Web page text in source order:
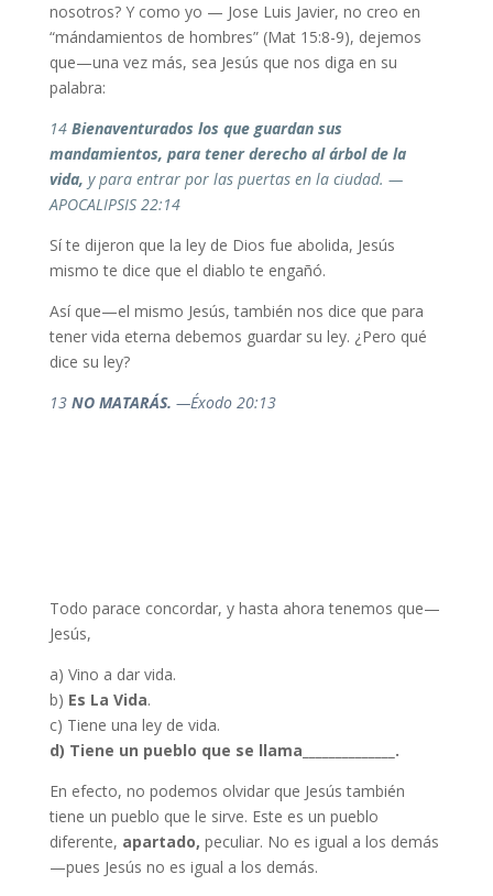
nosotros? Y como yo — Jose Luis Javier, no creo en
“mándamientos de hombres” (Mat 15:8-9), dejemos
que—una vez más, sea Jesús que nos diga en su
palabra:
14 Bienaventurados los que guardan sus
mandamientos, para tener derecho al árbol de la
vida, y para entrar por las puertas en la ciudad. —
APOCALIPSIS 22:14
Sí te dijeron que la ley de Dios fue abolida, Jesús
mismo te dice que el diablo te engañó.
Así que—el mismo Jesús, también nos dice que para
tener vida eterna debemos guardar su ley. ¿Pero qué
dice su ley?
13 NO MATARÁS. —Éxodo 20:13
Todo parace concordar, y hasta ahora tenemos que—
Jesús,
a) Vino a dar vida.
b) Es La Vida.
c) Tiene una ley de vida.
d) Tiene un pueblo que se llama______________.
En efecto, no podemos olvidar que Jesús también
tiene un pueblo que le sirve. Este es un pueblo
diferente, apartado, peculiar. No es igual a los demás
—pues Jesús no es igual a los demás.